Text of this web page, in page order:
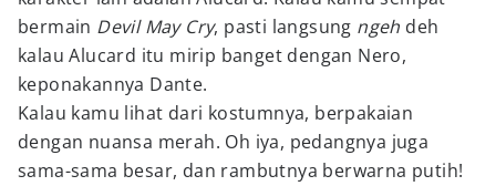
bermain Devil May Cry, pasti langsung ngeh deh
kalau Alucard itu mirip banget dengan Nero,
keponakannya Dante.
Kalau kamu lihat dari kostumnya, berpakaian
dengan nuansa merah. Oh iya, pedangnya juga
sama-sama besar, dan rambutnya berwarna putih!